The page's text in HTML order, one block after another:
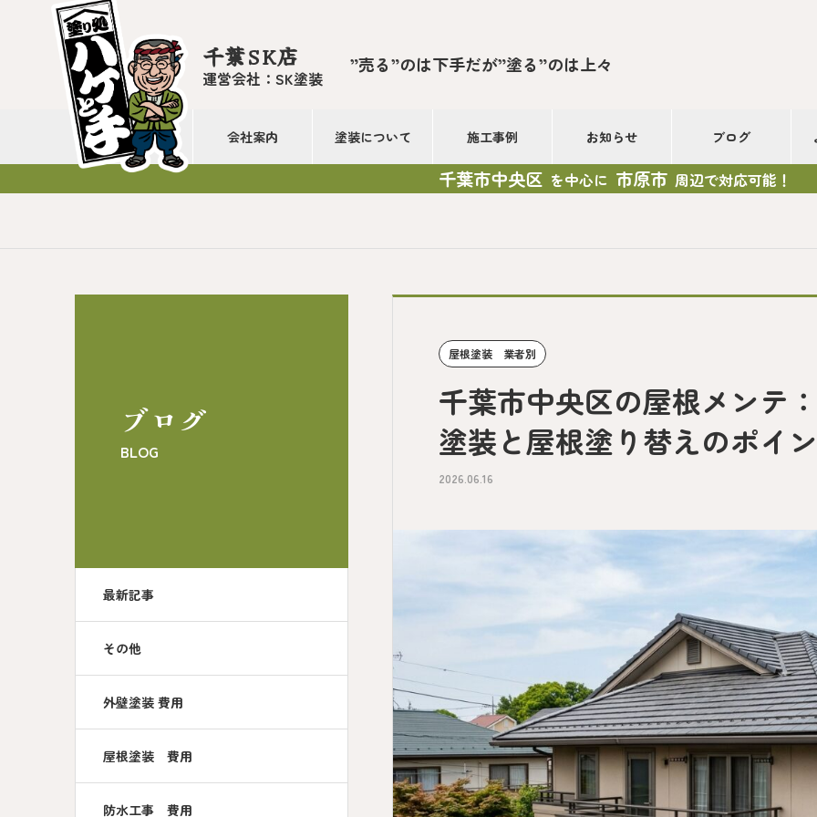
千葉SK店
運営会社：SK塗装
”売る”のは下手だが”塗る”のは上々
会社案内 塗装について 施工事例 お知らせ ブログ
千葉市中央区 を中心に 市原市 周辺で対応可能！
ブログ
BLOG
最新記事
その他
外壁塗装 費用
屋根塗装 費用
防水工事 費用
屋根塗装 業者別
千葉市中央区の屋根メンテ
塗装と屋根塗り替えのポイ
2026.06.16